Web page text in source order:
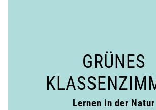
GRÜNES
Lernen in der Natur